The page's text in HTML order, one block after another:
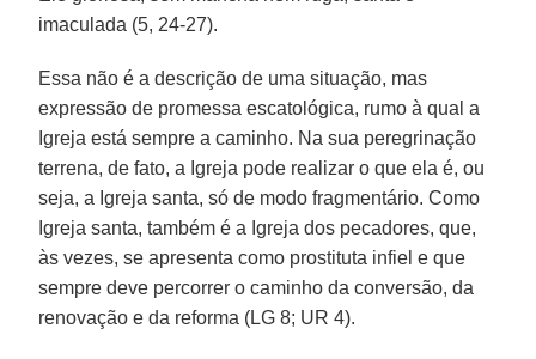
imaculada (5, 24-27).
Essa não é a descrição de uma situação, mas
expressão de promessa escatológica, rumo à qual a
Igreja está sempre a caminho. Na sua peregrinação
terrena, de fato, a Igreja pode realizar o que ela é, ou
seja, a Igreja santa, só de modo fragmentário. Como
Igreja santa, também é a Igreja dos pecadores, que,
às vezes, se apresenta como prostituta infiel e que
sempre deve percorrer o caminho da conversão, da
renovação e da reforma (LG 8; UR 4).